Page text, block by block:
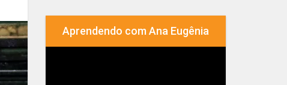
Aprendendo com Ana Eugênia